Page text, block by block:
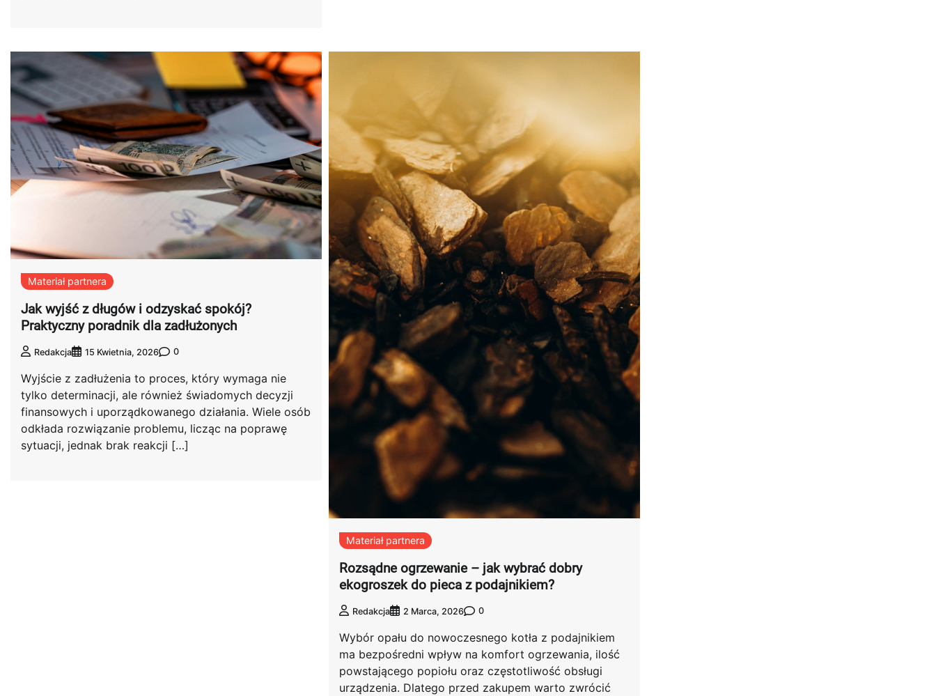
Materiał partnera
Jak wyjść z długów i odzyskać spokój?
Praktyczny poradnik dla zadłużonych
Redakcja 15 Kwietnia, 2026 0
Wyjście z zadłużenia to proces, który wymaga nie
tylko determinacji, ale również świadomych decyzji
finansowych i uporządkowanego działania. Wiele osób
odkłada rozwiązanie problemu, licząc na poprawę
sytuacji, jednak brak reakcji […]
Materiał partnera
Rozsądne ogrzewanie – jak wybrać dobry
ekogroszek do pieca z podajnikiem?
Redakcja 2 Marca, 2026 0
Wybór opału do nowoczesnego kotła z podajnikiem
ma bezpośredni wpływ na komfort ogrzewania, ilość
powstającego popiołu oraz częstotliwość obsługi
urządzenia. Dlatego przed zakupem warto zwrócić